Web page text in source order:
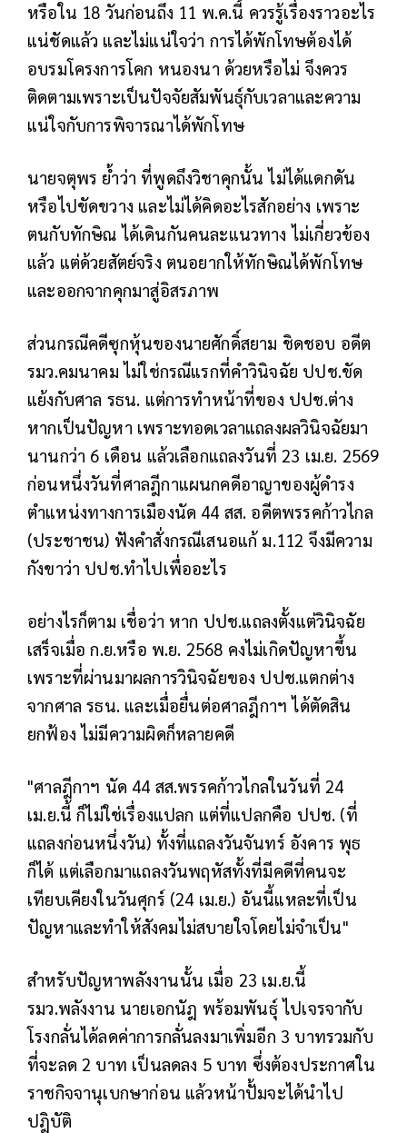
หรือใน 18 วันก่อนถึง 11 พ.ค.นี้ ควรรู้เรื่องราวอะไร
แน่ชัดแล้ว และไม่แน่ใจว่า การได้พักโทษต้องได้
อบรมโครงการโคก หนองนา ด้วยหรือไม่ จึงควร
ติดตามเพราะเป็นปัจจัยสัมพันธุ์กับเวลาและความ
แน่ใจกับการพิจารณาได้พักโทษ
นายจตุพร ย้ำว่า ที่พูดถึงวิชาคุกนั้น ไม่ได้แดกดัน
หรือไปขัดขวาง และไม่ได้คิดอะไรสักอย่าง เพราะ
ตนกับทักษิณ ได้เดินกันคนละแนวทาง ไม่เกี่ยวข้อง
แล้ว แต่ด้วยสัตย์จริง ตนอยากให้ทักษิณได้พักโทษ
และออกจากคุกมาสู่อิสรภาพ
ส่วนกรณีคดีซุกหุ้นของนายศักดิ์สยาม ชิดชอบ อดีต
รมว.คมนาคม ไม่ใช่กรณีแรกที่คำวินิจฉัย ปปช.ขัด
แย้งกับศาล รธน. แต่การทำหน้าที่ของ ปปช.ต่าง
หากเป็นปัญหา เพราะทอดเวลาแถลงผลวินิจฉัยมา
นานกว่า 6 เดือน แล้วเลือกแถลงวันที่ 23 เม.ย. 2569
ก่อนหนึ่งวันที่ศาลฎีกาแผนกคดีอาญาของผู้ดำรง
ตำแหน่งทางการเมืองนัด 44 สส. อดีตพรรคก้าวไกล
(ประชาชน) ฟังคำสั่งกรณีเสนอแก้ ม.112 จึงมีความ
กังขาว่า ปปช.ทำไปเพื่ออะไร
อย่างไรก็ตาม เชื่อว่า หาก ปปช.แถลงตั้งแต่วินิจฉัย
เสร็จเมื่อ ก.ย.หรือ พ.ย. 2568 คงไม่เกิดปัญหาขึ้น
เพราะที่ผ่านมาผลการวินิจฉัยของ ปปช.แตกต่าง
จากศาล รธน. และเมื่อยื่นต่อศาลฎีกาฯ ได้ตัดสิน
ยกฟ้อง ไม่มีความผิดก็หลายคดี
"ศาลฎีกาฯ นัด 44 สส.พรรคก้าวไกลในวันที่ 24
เม.ย.นี้ ก็ไม่ใช่เรื่องแปลก แต่ที่แปลกคือ ปปช. (ที่
แถลงก่อนหนึ่งวัน) ทั้งที่แถลงวันจันทร์ อังคาร พุธ
ก็ได้ แต่เลือกมาแถลงวันพฤหัสทั้งที่มีคดีที่คนจะ
เทียบเคียงในวันศุกร์ (24 เม.ย.) อันนี้แหละที่เป็น
ปัญหาและทำให้สังคมไม่สบายใจโดยไม่จำเป็น"
สำหรับปัญหาพลังงานนั้น เมื่อ 23 เม.ย.นี้
รมว.พลังงาน นายเอกนัฎ พร้อมพันธุ์ ไปเจรจากับ
โรงกลั่นได้ลดค่าการกลั่นลงมาเพิ่มอีก 3 บาทรวมกับ
ที่จะลด 2 บาท เป็นลดลง 5 บาท ซึ่งต้องประกาศใน
ราชกิจจานุเบกษาก่อน แล้วหน้าปั้มจะได้นำไป
ปฎิบัติ